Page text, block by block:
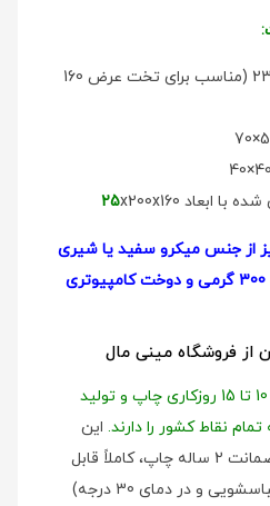
1 عدد لحاف با ابعاد 220×230 (مناسب برای تخت عرض 160
25x200x160
از جنس میکرو سفید یا شیری
رنگ است و لحاف با الیاف 300 گرمی و دوخت کامپیوتری
از فروشگاه مینی مال
تمام محصولات چاپی بین 10 تا 15 روزکاری چاپ و تولید
نقاط کشور را دارند. این
محصولات با رنگ ثابت و ضمانت 2 ساله چاپ، کاملاً قابل
شستشو هستند (با مایع لباسشویی و در دمای 30 درجه)